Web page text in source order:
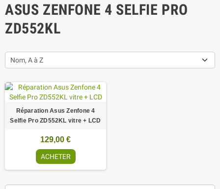
ASUS ZENFONE 4 SELFIE PRO
ZD552KL
Nom, A à Z
Réparation Asus Zenfone 4
Selfie Pro ZD552KL vitre + LCD
129,00 €
ACHETER